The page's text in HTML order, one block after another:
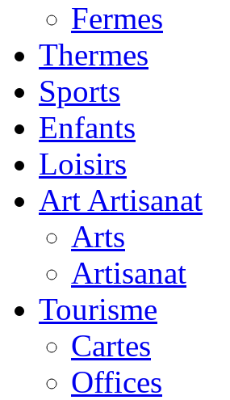
Fermes
Thermes
Sports
Enfants
Loisirs
Art Artisanat
Arts
Artisanat
Tourisme
Cartes
Offices